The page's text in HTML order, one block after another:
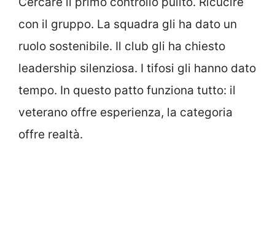
con il gruppo. La squadra gli ha dato un
ruolo sostenibile. Il club gli ha chiesto
leadership silenziosa. I tifosi gli hanno dato
tempo. In questo patto funziona tutto: il
veterano offre esperienza, la categoria
offre realtà.